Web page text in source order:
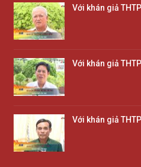
Với khán giả
Với khán giả
Với khán giả